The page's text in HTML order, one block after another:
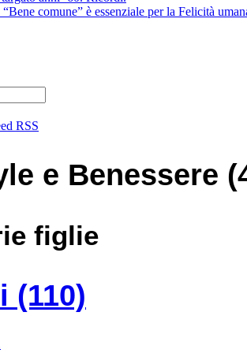
comune” è essenziale per la Felicità
RSS
e Benessere
figlie
(110)